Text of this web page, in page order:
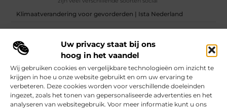
Uw privacy staat bij ons
hoog in het vaandel
Wij gebruiken cookies en vergelijkbare technologieën om inzicht te
krijgen in hoe u onze website gebruikt en om uw ervaring te
verbeteren. Deze cookies worden voor verschillende doeleinden
ingezet, zoals het tonen van gepersonaliseerde advertenties en het
analyseren van websitegebruik. Voor meer informatie kunt u ons
Klimaatverandering voor gevorderden | Ista Nederland
Vind Ons Hier :
Beroemdheden Uit de Media Partners Over ons Ons team